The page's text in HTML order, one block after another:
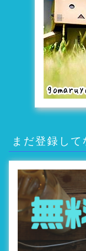
まだ登録して